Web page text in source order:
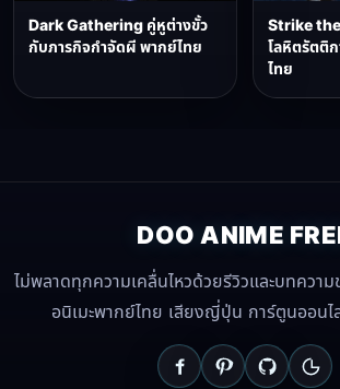
Dark Gathering คู่หูต่างขั้ว
กับภารกิจกำจัดผี พากย์ไทย
Strike
โลหิตรัตติ
ไทย
DOO ANIME
ไม่พลาดทุกความเคลื่นไหวด้วยรีวิวและบทควา
อนิเมะพากย์ไทย เสียงญี่ปุ่น การ์ตูนออน